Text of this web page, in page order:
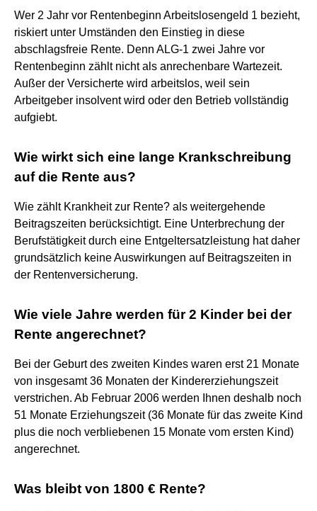
Wer 2 Jahr vor Rentenbeginn Arbeitslosengeld 1 bezieht,
riskiert unter Umständen den Einstieg in diese
abschlagsfreie Rente. Denn ALG-1 zwei Jahre vor
Rentenbeginn zählt nicht als anrechenbare Wartezeit.
Außer der Versicherte wird arbeitslos, weil sein
Arbeitgeber insolvent wird oder den Betrieb vollständig
aufgiebt.
Wie wirkt sich eine lange Krankschreibung
auf die Rente aus?
Wie zählt Krankheit zur Rente? als weitergehende
Beitragszeiten berücksichtigt. Eine Unterbrechung der
Berufstätigkeit durch eine Entgeltersatzleistung hat daher
grundsätzlich keine Auswirkungen auf Beitragszeiten in
der Rentenversicherung.
Wie viele Jahre werden für 2 Kinder bei der
Rente angerechnet?
Bei der Geburt des zweiten Kindes waren erst 21 Monate
von insgesamt 36 Monaten der Kindererziehungszeit
verstrichen. Ab Februar 2006 werden Ihnen deshalb noch
51 Monate Erziehungszeit (36 Monate für das zweite Kind
plus die noch verbliebenen 15 Monate vom ersten Kind)
angerechnet.
Was bleibt von 1800 € Rente?